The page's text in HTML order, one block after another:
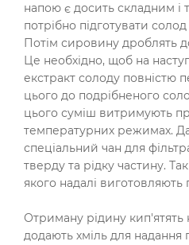
напою є досить складним і
потрібно підготувати
Потім сировину дроблять
Це необхідно, щоб на
екстракт солоду повністю
цього до подрібненого
цього суміш витримують
температурних режимах.
спеціальний чан для
тверду та рідку частину.
якого надалі виготовляють
Отриману рідину кип'ятять
додають хміль для надання